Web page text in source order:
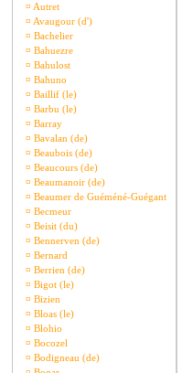
¤ Autret
¤ Avaugour (d')
¤ Bachelier
¤ Bahuezre
¤ Bahulost
¤ Bahuno
¤ Baillif (le)
¤ Barbu (le)
¤ Barray
¤ Bavalan (de)
¤ Beaubois (de)
¤ Beaucours (de)
¤ Beaumanoir (de)
¤ Beaumer de Guéméné-Guégant
¤ Becmeur
¤ Beisit (du)
¤ Bennerven (de)
¤ Bernard
¤ Berrien (de)
¤ Bigot (le)
¤ Bizien
¤ Bloas (le)
¤ Blohio
¤ Bocozel
¤ Bodigneau (de)